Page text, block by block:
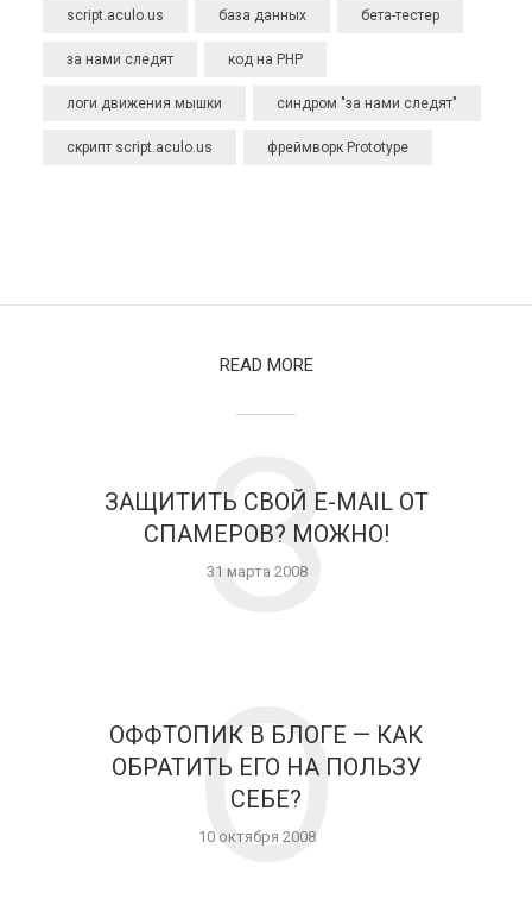
script.aculo.us база данных бета-тестер
за нами следят код на PHP
логи движения мышки синдром "за нами следят"
скрипт script.aculo.us фреймворк Prototype
READ MORE
ЗАЩИТИТЬ СВОЙ E-MAIL ОТ
СПАМЕРОВ? МОЖНО!
31 марта 2008
З
ОФФТОПИК В БЛОГЕ — КАК
ОБРАТИТЬ ЕГО НА ПОЛЬЗУ
СЕБЕ?
10 октября 2008
О